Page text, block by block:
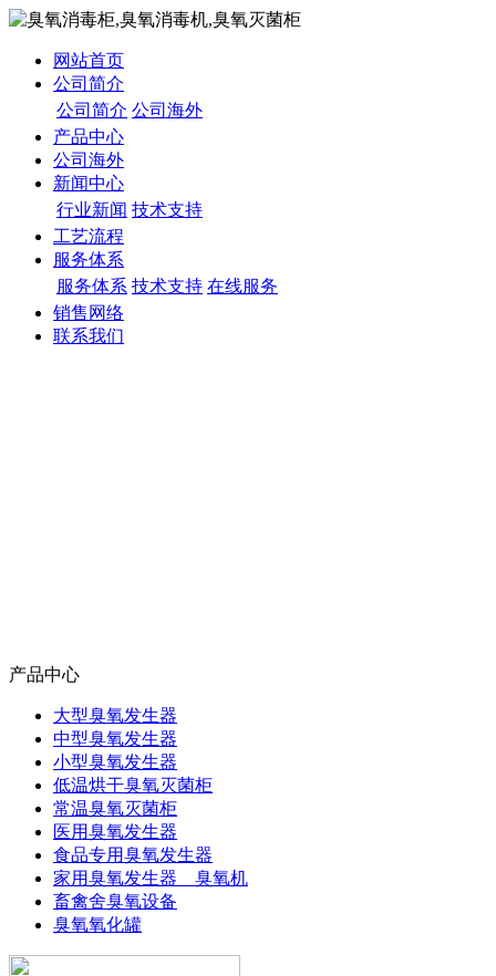
网站首页
公司简介
公司简介 公司海外
产品中心
公司海外
新闻中心
行业新闻 技术支持
工艺流程
服务体系
服务体系 技术支持 在线服务
销售网络
联系我们
产品中心
大型臭氧发生器
中型臭氧发生器
小型臭氧发生器
低温烘干臭氧灭菌柜
常温臭氧灭菌柜
医用臭氧发生器
食品专用臭氧发生器
家用臭氧发生器 臭氧机
畜禽舍臭氧设备
臭氧氧化罐